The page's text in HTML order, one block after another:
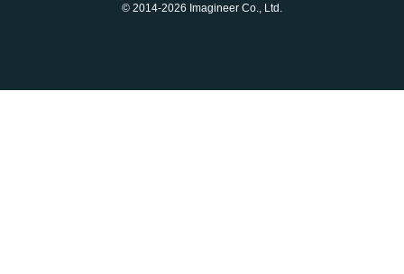
© 2014-2026 Imagineer Co., Ltd.